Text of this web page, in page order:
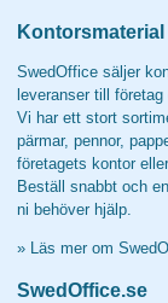
SwedOffice säljer
leveranser till
Vi har ett stort
pärmar, pennor,
företagets kontor
Beställ snabbt och
ni behöver hjälp.
» Läs mer om
SwedOffice.se